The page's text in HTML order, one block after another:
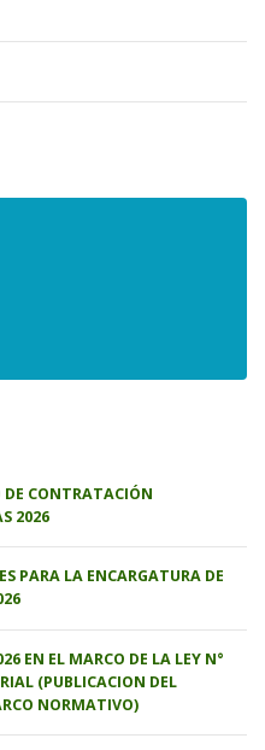
DE CONTRATACIÓN
2026
PARA LA ENCARGATURA DE
EN EL MARCO DE LA LEY N°
(PUBLICACION DEL
NORMATIVO)